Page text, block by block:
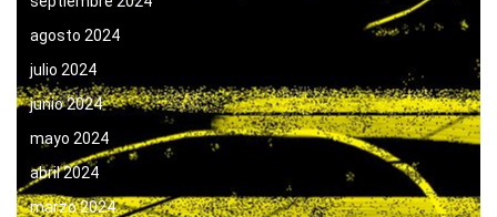
agosto 2024
julio 2024
junio 2024
mayo 2024
abril 2024
marzo 2024